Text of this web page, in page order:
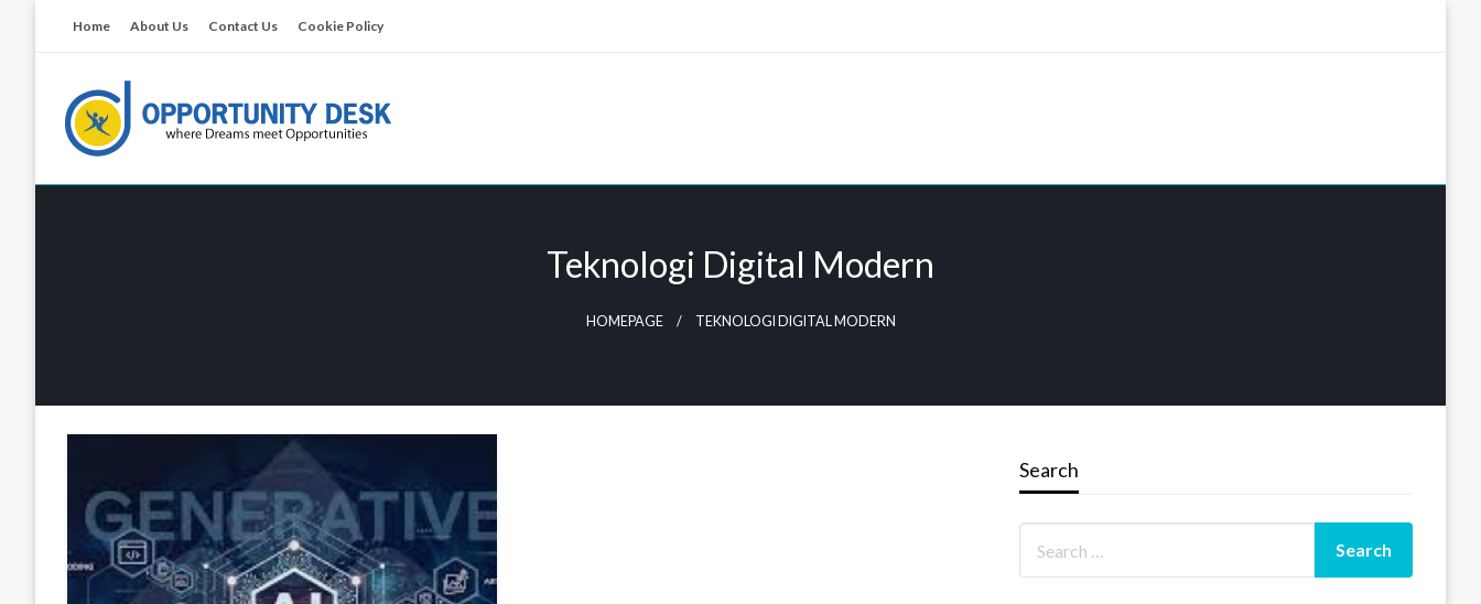
Home About Us Contact Us Cookie Policy
Empowering Your Path to Opportunities
Teknologi Digital Modern
HOMEPAGE TEKNOLOGI DIGITAL MODERN
Search